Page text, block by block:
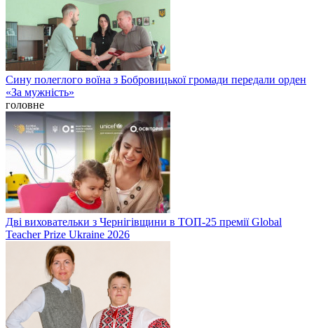
Сину полеглого воїна з Бобровицької громади передали орден
«За мужність»
головне
Дві виховательки з Чернігівщини в ТОП-25 премії Global
Teacher Prize Ukraine 2026